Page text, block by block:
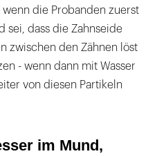
die Probanden zuerst
sei, dass die Zahnseide
zwischen den Zähnen löst
- wenn dann mit Wasser
von diesen Partikeln
im Mund,